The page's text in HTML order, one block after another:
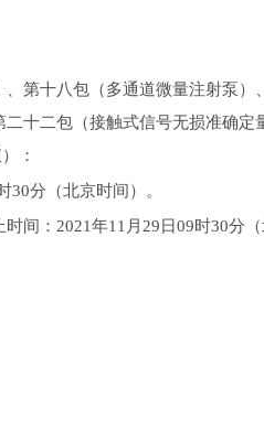
第十八包（多通道微量注射泵
十二包（接触式信号无损准确
：
30分（北京时间）。
间：2021年11月29日09时30分（